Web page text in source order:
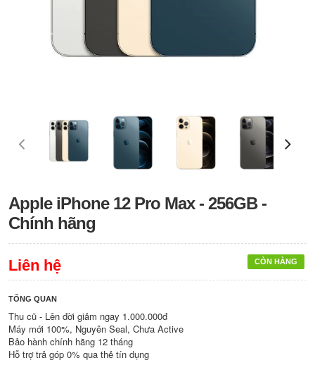
Apple iPhone 12 Pro Max - 256GB -
Chính hãng
CÒN HÀNG
Liên hệ
TỔNG QUAN
Thu cũ - Lên đời giảm ngay 1.000.000đ
Máy mới 100%, Nguyên Seal, Chưa Active
Bảo hành chính hãng 12 tháng
Hỗ trợ trả góp 0% qua thẻ tín dụng